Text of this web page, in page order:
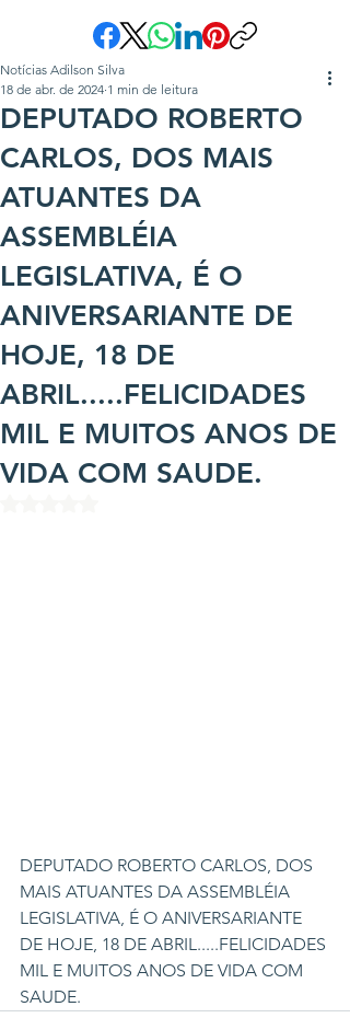
DEPUTADO ROBERTO
CARLOS, DOS MAIS
ATUANTES DA
ASSEMBLÉIA
LEGISLATIVA, É O
ANIVERSARIANTE DE
HOJE, 18 DE
ABRIL.....FELICIDADES
MIL E MUITOS ANOS DE
VIDA COM SAUDE.
Notícias Adilson Silva
18 de abr. de 2024 1 min de leitura
DEPUTADO ROBERTO CARLOS, DOS
MAIS ATUANTES DA ASSEMBLÉIA
LEGISLATIVA, É O ANIVERSARIANTE
DE HOJE, 18 DE ABRIL.....FELICIDADES
MIL E MUITOS ANOS DE VIDA COM
SAUDE.